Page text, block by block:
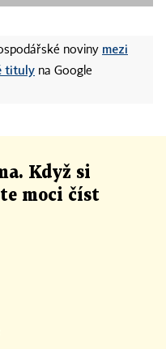
noviny mezi
tituly na Google
Když si
moci číst